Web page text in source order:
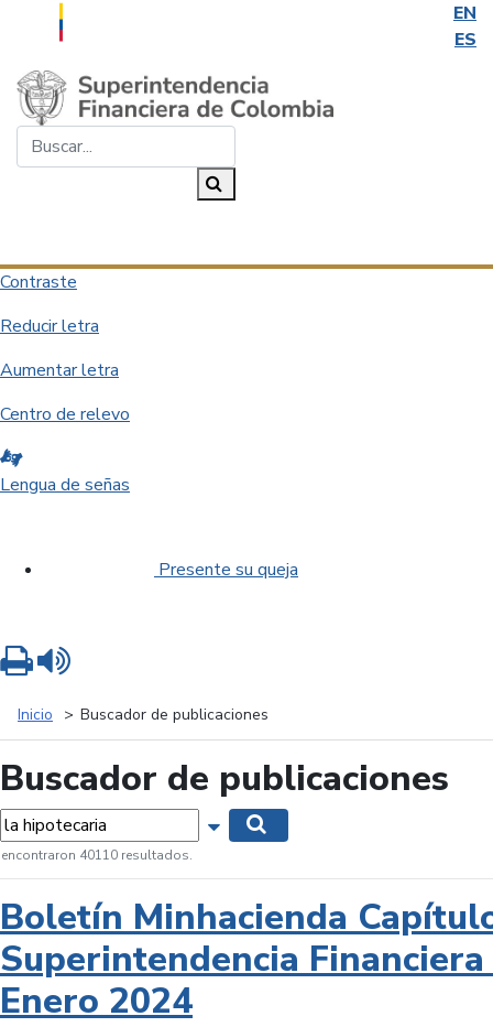
EN
ES
Saltar al contenido principal
Contraste
Reducir letra
Aumentar letra
Centro de relevo
Lengua de señas
Presente su queja
Inicio Buscador de publicaciones
Buscador de publicaciones
Mostrar opciones de búsqueda
encontraron 40110 resultados.
Boletín Minhacienda
Superintendencia
Enero 2024
Imprimir